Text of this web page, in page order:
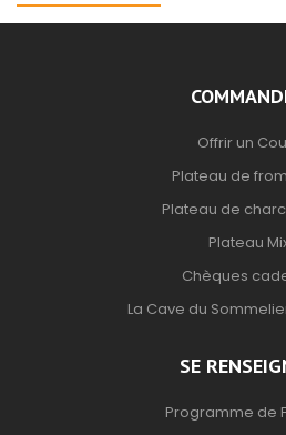
Offrir un
Plateau de
Plateau de
Plateau
Chèques
La Cave du
SE
Programme de